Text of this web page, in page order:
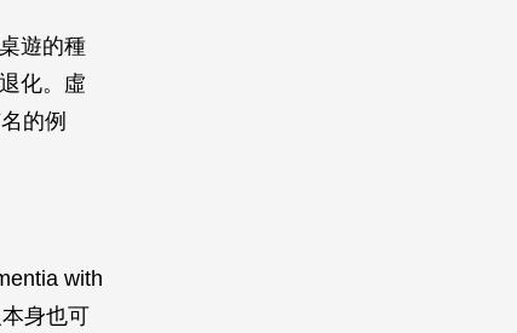
遊的種
化。虛
的例
with
身也可